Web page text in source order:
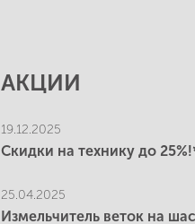
АКЦИИ
19.12.2025
Скидки на технику до
25.04.2025
Измельчитель веток на